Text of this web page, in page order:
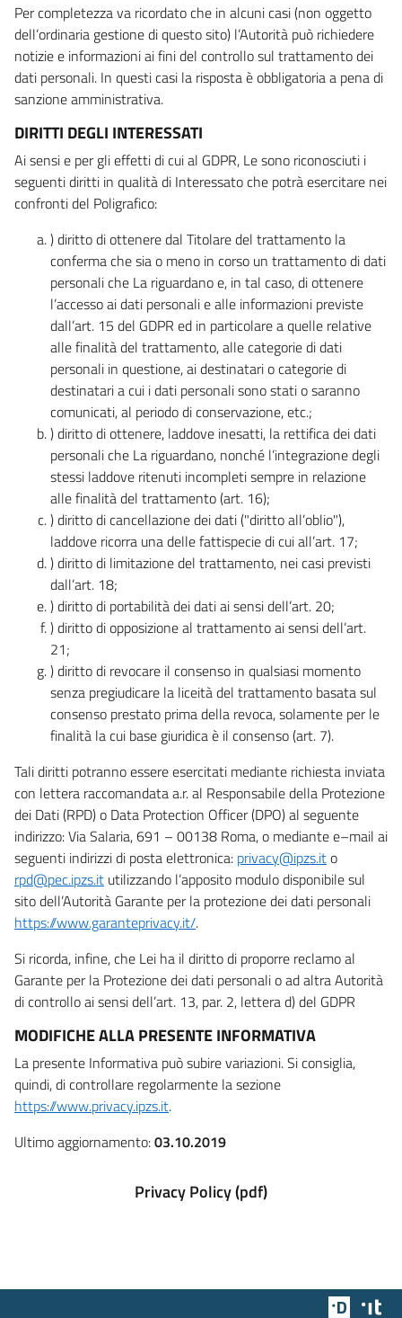
Per completezza va ricordato che in alcuni casi (non oggetto
dell’ordinaria gestione di questo sito) l’Autorità può richiedere
notizie e informazioni ai fini del controllo sul trattamento dei
dati personali. In questi casi la risposta è obbligatoria a pena di
sanzione amministrativa.
DIRITTI DEGLI INTERESSATI
Ai sensi e per gli effetti di cui al GDPR, Le sono riconosciuti i
seguenti diritti in qualità di Interessato che potrà esercitare nei
confronti del Poligrafico:
) diritto di ottenere dal Titolare del trattamento la
conferma che sia o meno in corso un trattamento di dati
personali che La riguardano e, in tal caso, di ottenere
l’accesso ai dati personali e alle informazioni previste
dall’art. 15 del GDPR ed in particolare a quelle relative
alle finalità del trattamento, alle categorie di dati
personali in questione, ai destinatari o categorie di
destinatari a cui i dati personali sono stati o saranno
comunicati, al periodo di conservazione, etc.;
) diritto di ottenere, laddove inesatti, la rettifica dei dati
personali che La riguardano, nonché l’integrazione degli
stessi laddove ritenuti incompleti sempre in relazione
alle finalità del trattamento (art. 16);
) diritto di cancellazione dei dati ("diritto all’oblio"),
laddove ricorra una delle fattispecie di cui all’art. 17;
) diritto di limitazione del trattamento, nei casi previsti
dall’art. 18;
) diritto di portabilità dei dati ai sensi dell’art. 20;
) diritto di opposizione al trattamento ai sensi dell’art.
21;
) diritto di revocare il consenso in qualsiasi momento
senza pregiudicare la liceità del trattamento basata sul
consenso prestato prima della revoca, solamente per le
finalità la cui base giuridica è il consenso (art. 7).
Tali diritti potranno essere esercitati mediante richiesta inviata
con lettera raccomandata a.r. al Responsabile della Protezione
dei Dati (RPD) o Data Protection Officer (DPO) al seguente
indirizzo: Via Salaria, 691 – 00138 Roma, o mediante e–mail ai
seguenti indirizzi di posta elettronica: privacy@ipzs.ito
rpd@pec.ipzs.it utilizzando l’apposito modulo disponibile sul
sito dell’Autorità Garante per la protezione dei dati personali
https://www.garanteprivacy.it/.
Si ricorda, infine, che Lei ha il diritto di proporre reclamo al
Garante per la Protezione dei dati personali o ad altra Autorità
di controllo ai sensi dell’art. 13, par. 2, lettera d) del GDPR
MODIFICHE ALLA PRESENTE INFORMATIVA
La presente Informativa può subire variazioni. Si consiglia,
quindi, di controllare regolarmente la sezione
https://www.privacy.ipzs.it.
Ultimo aggiornamento:03.10.2019
Privacy Policy (pdf)
Team